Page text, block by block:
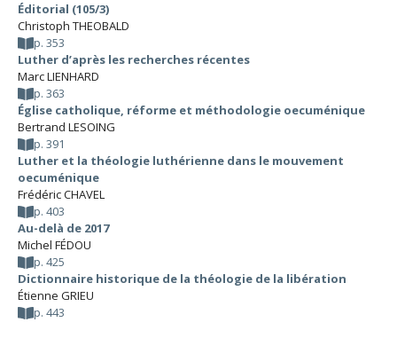
Éditorial (105/3)
Christoph THEOBALD
p. 353
Luther d’après les recherches récentes
Marc LIENHARD
p. 363
Église catholique, réforme et méthodologie oecuménique
Bertrand LESOING
p. 391
Luther et la théologie luthérienne dans le mouvement
oecuménique
Frédéric CHAVEL
p. 403
Au-delà de 2017
Michel FÉDOU
p. 425
Dictionnaire historique de la théologie de la libération
Étienne GRIEU
p. 443